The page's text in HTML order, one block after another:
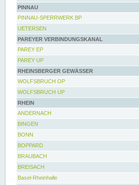
PINNAU
PINNAU-SPERRWERK BP
UETERSEN
PAREYER VERBINDUNGSKANAL
PAREY EP
PAREY UP
RHEINSBERGER GEWÄSSER
WOLFSBRUCH OP
WOLFSBRUCH UP
RHEIN
ANDERNACH
BINGEN
BONN
BOPPARD
BRAUBACH
BREISACH
Basel-Rheinhalle